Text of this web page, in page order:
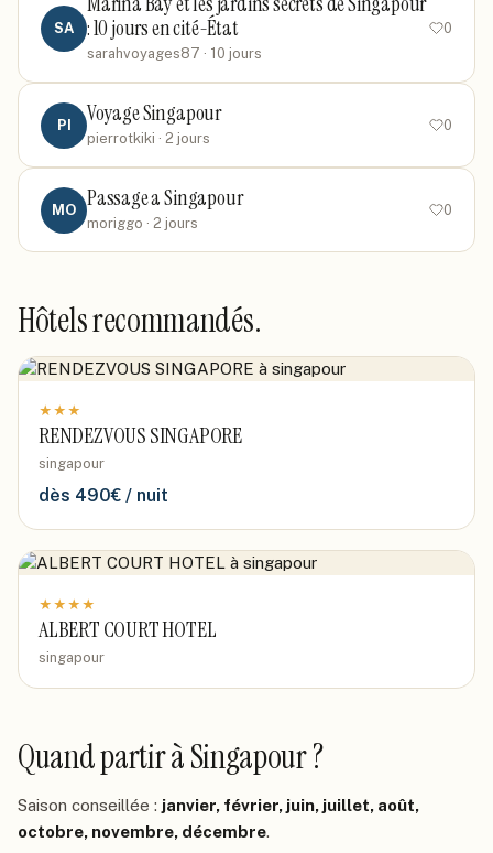
SA
: 10 jours en cité-État
sarahvoyages87 · 10 jours
0
PI Voyage Singapour
pierrotkiki · 2 jours
0
MO Passage a Singapour
moriggo · 2 jours
0
Hôtels recommandés.
★ ★ ★
RENDEZVOUS SINGAPORE
singapour
dès 490€ / nuit
★ ★ ★ ★
ALBERT COURT HOTEL
singapour
Quand partirà Singapour?
Saison conseillée : janvier, février, juin, juillet, août,
octobre, novembre, décembre.